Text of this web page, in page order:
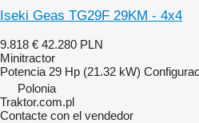
Iseki Geas TG29F 29KM - 4x4
9.818 € 42.280 PLN
Minitractor
Potencia 29 Hp (21.32 kW)
Polonia
Traktor.com.pl
Contacte con el vendedor